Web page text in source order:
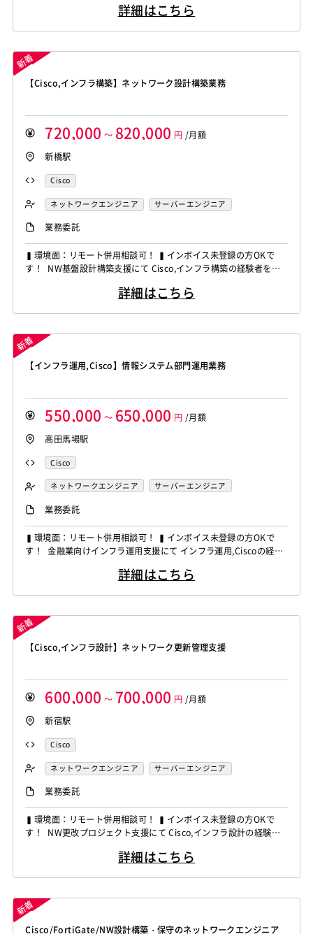
・ネットワーク設計構築および検証 ・VPN接続や端末疎通確認対
詳細はこちら
【Cisco,インフラ構築】ネットワーク設計構築業務
720,000 ～ 820,000 円 /月額
新橋駅
Cisco
ネットワークエンジニア サーバーエンジニア
業務委託
▍環境面：リモート併用相談可！ ▍インボイス未登録の方OKで
す！ NW基盤設計構築支援にて Cisco,インフラ構築の経験者を募
・FWやUTM環境の更改対応 ・複数案件の進行管理対応 ・チーム
詳細はこちら
【インフラ運用,Cisco】情報システム部門運用業務
550,000 ～ 650,000 円 /月額
高田馬場駅
Cisco
ネットワークエンジニア
サーバーエンジニア
業務系エンジニア
業務委託
▍環境面：リモート併用相談可！ ▍インボイス未登録の方OKで
す！ 金融業向けインフラ運用支援にて インフラ運用,Ciscoの経験
インフラ運用支援 ・ベンダー調整および進捗管理 ・社内向け報告
詳細はこちら
【Cisco,インフラ設計】ネットワーク更新管理支援
600,000 ～ 700,000 円 /月額
新宿駅
Cisco
ネットワークエンジニア サーバーエンジニア
業務委託
▍環境面：リモート併用相談可！ ▍インボイス未登録の方OKで
す！ NW更改プロジェクト支援にて Cisco,インフラ設計の経験者
事の管理支援 ・構築試験ベンダーの進捗品質管理 ・ネットワーク
詳細はこちら
Cisco/FortiGate/NW設計構築・保守のネットワークエンジニア